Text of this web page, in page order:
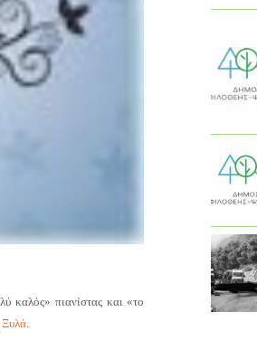
καλός» πιανίστας και «το
Ξυλά